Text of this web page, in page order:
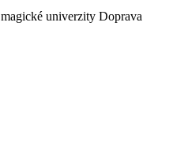
univerzity Doprava